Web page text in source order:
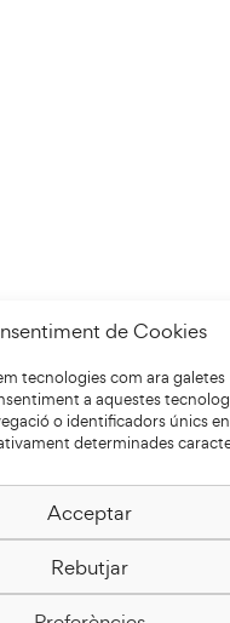
de Cookies
tecnologies com ara
a aquestes
o identificadors únics
determinades
Acceptar
Rebutjar